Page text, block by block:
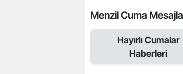
Menzil Cuma
Hayırlı Cumalar
Haberleri